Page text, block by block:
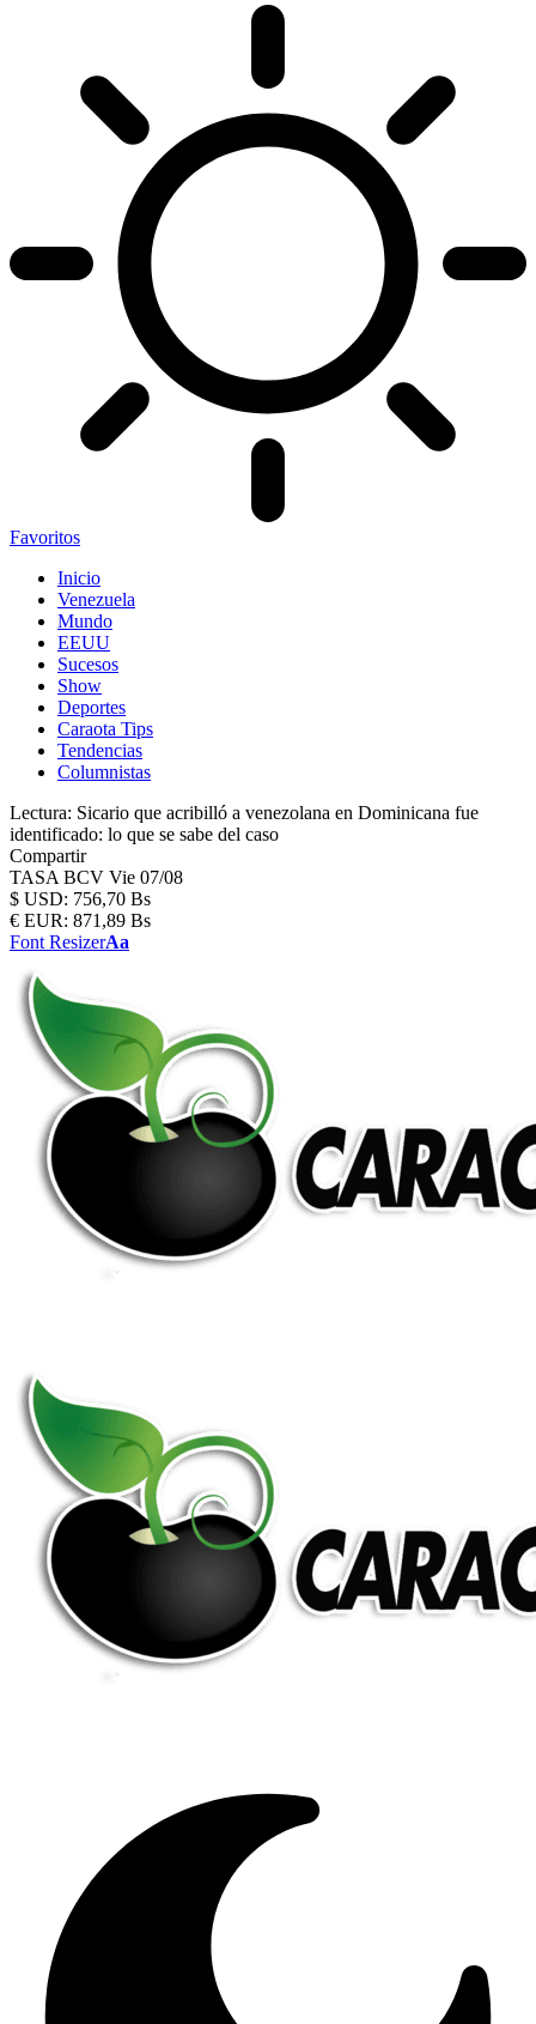
Favoritos
Inicio
Venezuela
Mundo
EEUU
Sucesos
Show
Deportes
Caraota Tips
Tendencias
Columnistas
Lectura: Sicario que acribilló a venezolana en Dominicana fue
identificado: lo que se sabe del caso
Compartir
TASA BCV Vie 07/08
$ USD: 756,70 Bs
€ EUR: 871,89 Bs
Font ResizerAa